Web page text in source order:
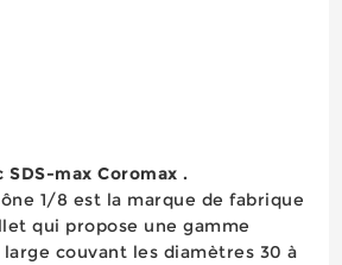
max Coromax .
1/8 est la marque de fabrique
qui propose une gamme
couvant les diamètres 30 à